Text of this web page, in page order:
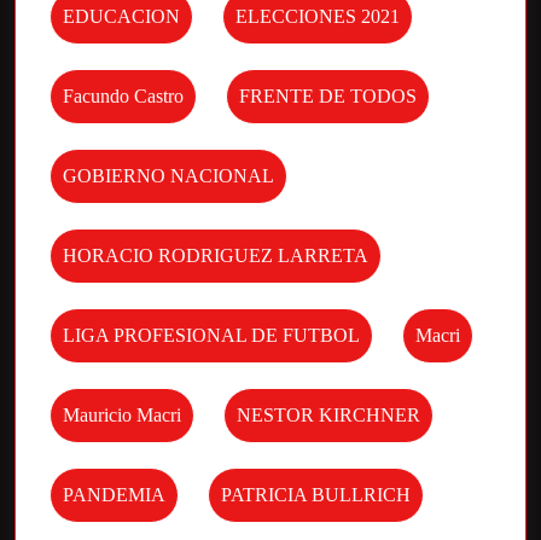
EDUCACION ELECCIONES 2021
Facundo Castro FRENTE DE TODOS
GOBIERNO NACIONAL
HORACIO RODRIGUEZ LARRETA
LIGA PROFESIONAL DE FUTBOL Macri
Mauricio Macri NESTOR KIRCHNER
PANDEMIA PATRICIA BULLRICH